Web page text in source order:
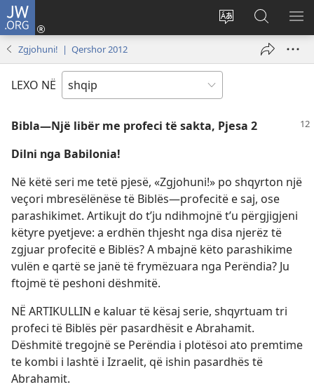
JW.ORG
Ndrysho
Hyr
me
dritare
Kërko
në
JW.ORG
Zgjohuni! | Qershor 2012
LEXO NË
Bibla​—Një libër me profeci të sakta, Pjesa 2
Dilni nga Babilonia!
Në këtë seri me tetë pjesë, «Zgjohuni!» po shqyrton një
veçori mbresëlënëse të Biblës​—profecitë e saj, ose
parashikimet. Artikujt do t’ju ndihmojnë t’u përgjigjeni
këtyre pyetjeve: a erdhën thjesht nga disa njerëz të
zgjuar profecitë e Biblës? A mbajnë këto parashikime
vulën e qartë se janë të frymëzuara nga Perëndia? Ju
ftojmë të peshoni dëshmitë.
NË ARTIKULLIN e kaluar të kësaj serie, shqyrtuam tri
profeci të Biblës për pasardhësit e Abrahamit.
Dëshmitë tregojnë se Perëndia i plotësoi ato premtime
te kombi i lashtë i Izraelit, që ishin pasardhës të
Abrahamit.